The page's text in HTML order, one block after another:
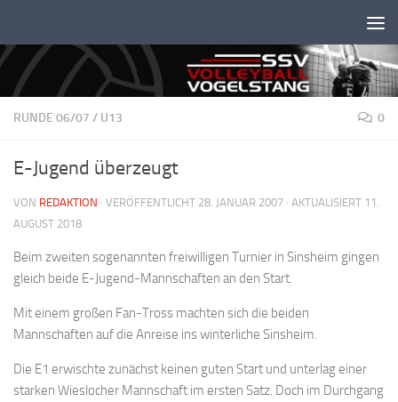
RUNDE 06/07 / U13 0
E-Jugend überzeugt
VON REDAKTION · VERÖFFENTLICHT 28. JANUAR 2007 · AKTUALISIERT 11.
AUGUST 2018
Beim zweiten sogenannten freiwilligen Turnier in Sinsheim gingen
gleich beide E-Jugend-Mannschaften an den Start.
Mit einem großen Fan-Tross machten sich die beiden
Mannschaften auf die Anreise ins winterliche Sinsheim.
Die E1 erwischte zunächst keinen guten Start und unterlag einer
starken Wieslocher Mannschaft im ersten Satz. Doch im Durchgang